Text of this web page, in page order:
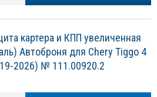
картера и КПП увеличенная
Автоброня для Chery Tiggo 4
2026) № 111.00920.2